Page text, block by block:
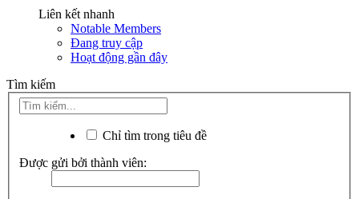
Liên kết nhanh
Notable Members
Đang truy cập
Hoạt động gần đây
Tìm kiếm
Chỉ tìm trong tiêu đề
Được gửi bởi thành viên: